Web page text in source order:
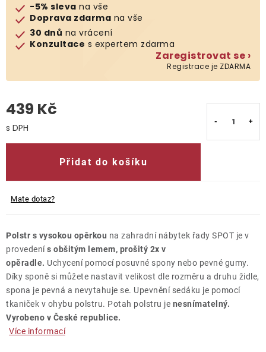
Klub výhod
-5% sleva na vše
Doprava zdarma na vše
30 dnů na vrácení
Konzultace s expertem zdarma
Zaregistrovat se ›
Registrace je ZDARMA
439 Kč
Přidat do košíku
Mate dotaz?
Polstr s vysokou opěrkou na zahradní nábytek řady SPOT je v
provedenís obšitým lemem, prošitý 2x v
opěradle. Uchycení pomocí posuvné spony nebo pevné gumy.
Díky sponě si můžete nastavit velikost dle rozměru a druhu židle,
spona je pevná a nevytahuje se. Upevnění sedáku je pomocí
tkaniček v ohybu polstru. Potah polstru je nesnímatelný.
Vyrobeno v České republice.
Více informací